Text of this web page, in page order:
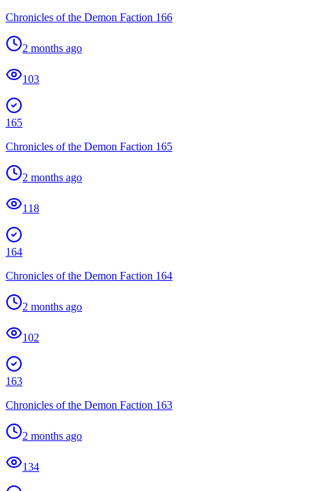
Chronicles of the Demon Faction 166
2 months ago
103
165
Chronicles of the Demon Faction 165
2 months ago
118
164
Chronicles of the Demon Faction 164
2 months ago
102
163
Chronicles of the Demon Faction 163
2 months ago
134